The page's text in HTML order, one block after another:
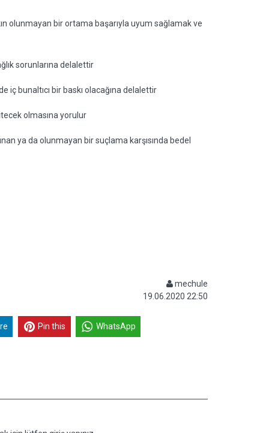
olunmayan bir ortama başarıyla uyum sağlamak ve
sorunlarına delalettir
iç bunaltıcı bir baskı olacağına delalettir
olmasına yorulur
ya da olunmayan bir suçlama karşısında bedel
mechule
19.06.2020 22:50
Pin this WhatsApp